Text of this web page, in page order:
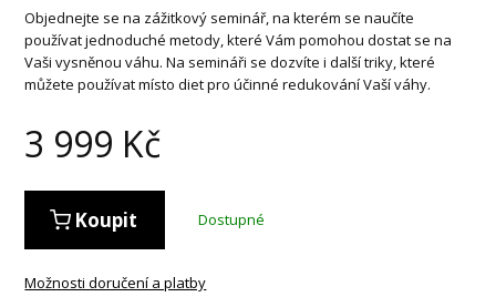
Objednejte se na zážitkový seminář, na kterém se naučíte
používat jednoduché metody, které Vám pomohou dostat se na
Vaši vysněnou váhu. Na semináři se dozvíte i další triky, které
můžete používat místo diet pro účinné redukování Vaší váhy.
3 999 Kč
Koupit Dostupné
Možnosti doručení a platby